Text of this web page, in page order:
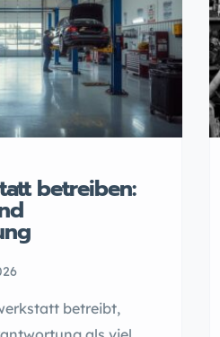
betreiben:
betreibt,